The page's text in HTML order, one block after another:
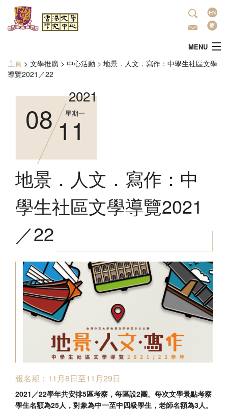
移至主內容
語
言
MENU
主頁
最新活動
學術研究
文學推廣
出版
香港文學資料庫
相關連結
您在這裡
主頁 > 文學推廣 > 中心活動 > 地景．人文．寫作：中學生社區文學
導覽2021／22
2021
11
08 星期一
地景．人文．寫作：中
學生社區文學導覽2021
／22
報名期：11月8日至11月29日
2021／22學年共安排5區考察，每區設2團。每次文學景點考察
學生名額為25人，對象為中一至中四級學生，老師名額為3人。